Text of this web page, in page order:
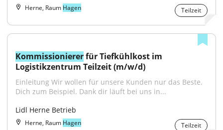
Herne, Raum Hagen Teilzeit
Kommissionierer für Tiefkühlkost im
Logistikzentrum Teilzeit (m/w/d)
Einleitung Wir wollen für unsere Kunden nur das Beste.
Dich zum Beispiel. Dank dir läuft bei uns in...
Lidl Herne Betrieb
Herne, Raum Hagen Teilzeit